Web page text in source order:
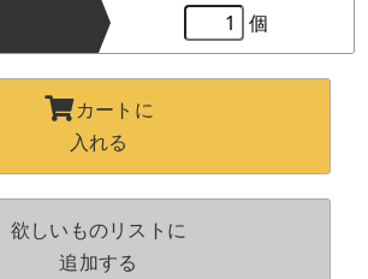
個
カートに
入れる
欲しいものリストに
追加する